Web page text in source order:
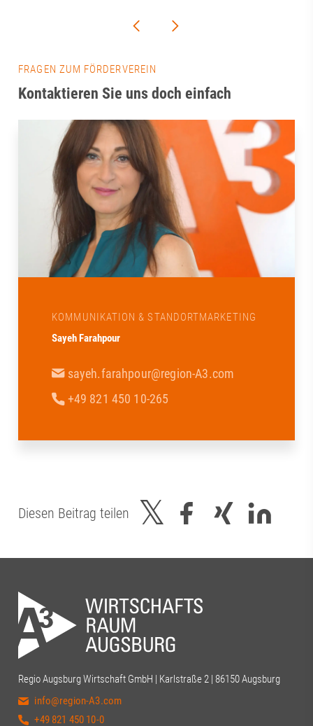
FRAGEN ZUM FÖRDERVEREIN
Kontaktieren Sie uns doch einfach
KOMMUNIKATION & STANDORTMARKETING
Sayeh Farahpour
sayeh.farahpour@region-A3.com
+49 821 450 10-265
Diesen Beitrag teilen
Regio Augsburg Wirtschaft GmbH | Karlstraße 2 | 86150 Augsburg
info@region-A3.com
+49 821 450 10-0